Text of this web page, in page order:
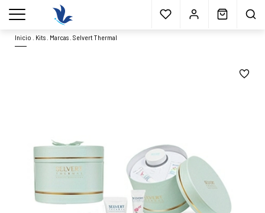
Envío gratisa partir 40€* Muestras gratis Blog
menu
Inicio Kits Marcas .Selvert Thermal